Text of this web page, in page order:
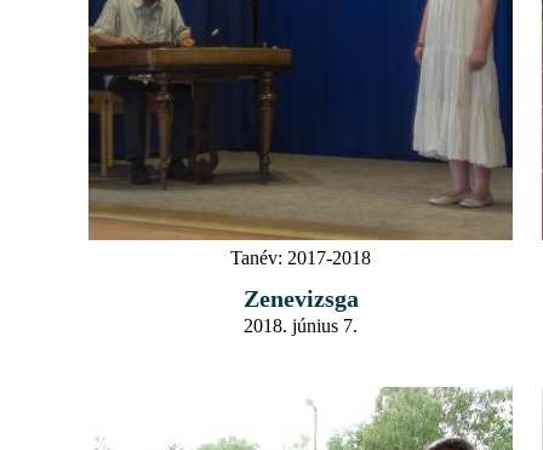
Tanév: 2017-2018
Zenevizsga
2018. június 7.